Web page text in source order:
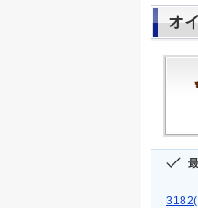
オ